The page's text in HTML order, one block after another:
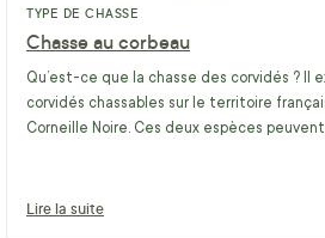
TYPE DE CHASSE
Chasse au corbeau
Qu’est-ce que la chasse des corvidés ? Il
corvidés chassables sur le territoire
Corneille Noire. Ces deux espèces peuvent
Lire la suite